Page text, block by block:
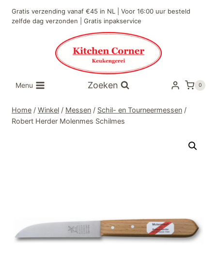
naar
Gratis verzending vanaf €45 in NL | Voor 16:00 uur besteld
zelfde dag verzonden | Gratis inpakservice
Menu Zoeken 0
Home / Winkel / Messen / Schil- en Tourneermessen /
Robert Herder Molenmes Schilmes